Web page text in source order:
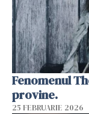
Fenomenul
provine.
25 FEBRUARIE 2026